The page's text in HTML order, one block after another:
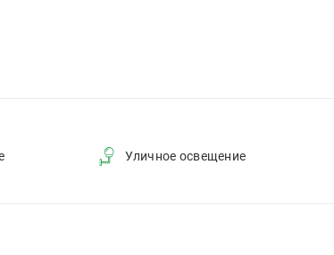
Уличное освещение